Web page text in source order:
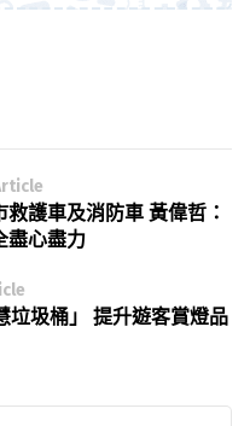
護車及消防車 黃偉哲：
盡心盡力
垃圾桶」 提升遊客賞燈品